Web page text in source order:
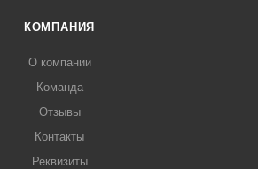
КОМПАНИЯ
О компании
Команда
Отзывы
Контакты
Реквизиты